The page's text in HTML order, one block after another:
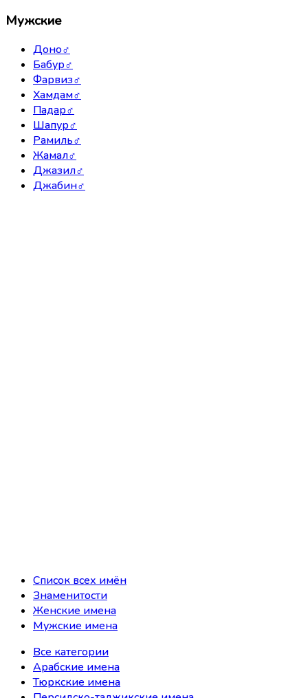
Мужские
Доно♂
Бабур♂
Фарвиз♂
Хамдам♂
Падар♂
Шапур♂
Рамиль♂
Жамал♂
Джазил♂
Джабин♂
Список всех имён
Знаменитости
Женские имена
Мужские имена
Все категории
Арабские имена
Тюркские имена